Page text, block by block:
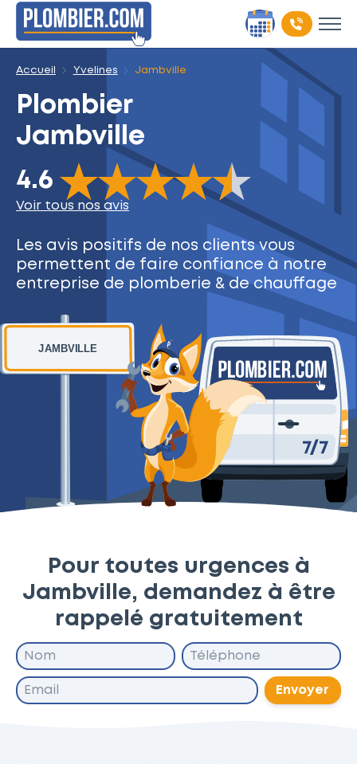
Accueil Yvelines Jambville
Plombier
Jambville
4.6
The rating of this product is 4.6out of 5
Voir tous nos avis
Les avis positifs de nos clientsvous
permettent de faire confiance à notre
entreprise de plomberie & de chauffage
JAMBVILLE
Pour toutes urgences à
Jambville, demandez à être
rappelé gratuitement
Envoyer